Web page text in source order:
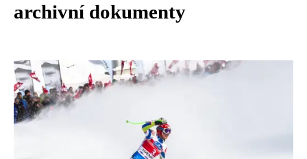
archivní dokumenty